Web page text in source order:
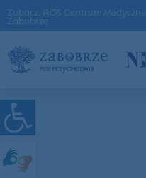
Zobacz: AOS Centrum Medyczne
Zabobrze